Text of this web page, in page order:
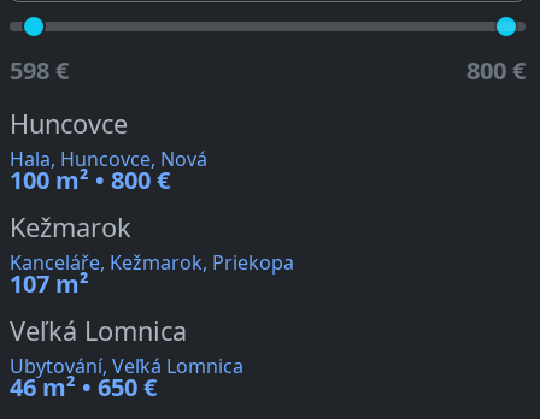
598 € 800 €
Huncovce
Hala, Huncovce, Nová
100 m² • 800 €
Kežmarok
Kanceláře, Kežmarok, Priekopa
107 m²
Veľká Lomnica
Ubytování, Veľká Lomnica
46 m² • 650 €